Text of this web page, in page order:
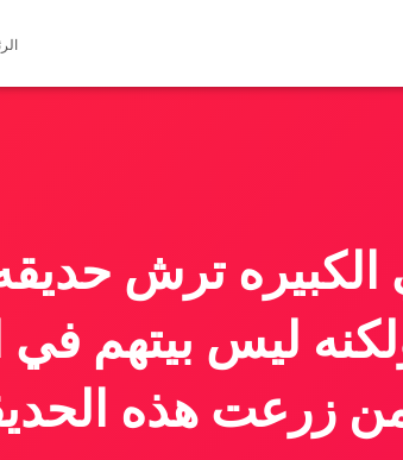
ترش حديقه
ليس بيتهم
من زرعت هذه